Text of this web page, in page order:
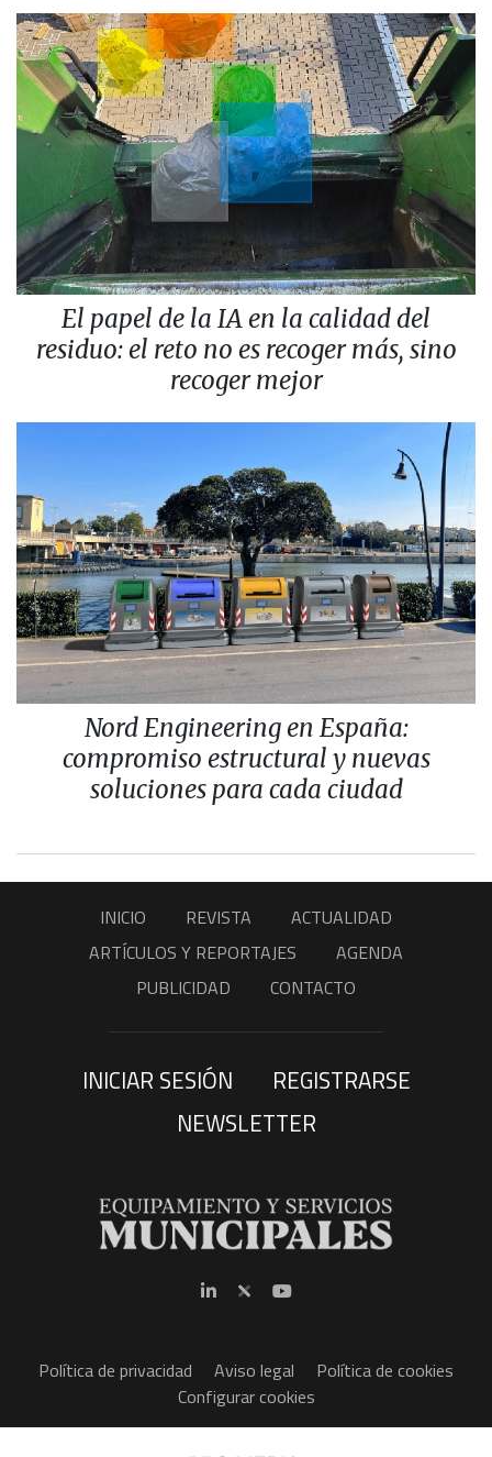
El papel de la IA en la calidad del
residuo: el reto no es recoger más, sino
recoger mejor
Nord Engineering en España:
compromiso estructural y nuevas
soluciones para cada ciudad
INICIO REVISTA
ACTUALIDAD
ARTÍCULOS Y REPORTAJES
AGENDA
PUBLICIDAD
CONTACTO
INICIAR SESIÓN
REGISTRARSE
NEWSLETTER
Política de privacidad Aviso legal
Política de cookies
Configurar cookies